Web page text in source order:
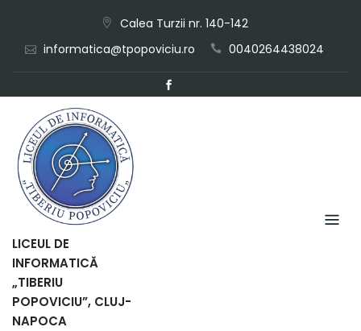
content
Calea Turzii nr. 140-142
informatica@tpopoviciu.ro
0040264438024
LICEUL DE
INFORMATICĂ
„TIBERIU
POPOVICIU”, CLUJ-
NAPOCA